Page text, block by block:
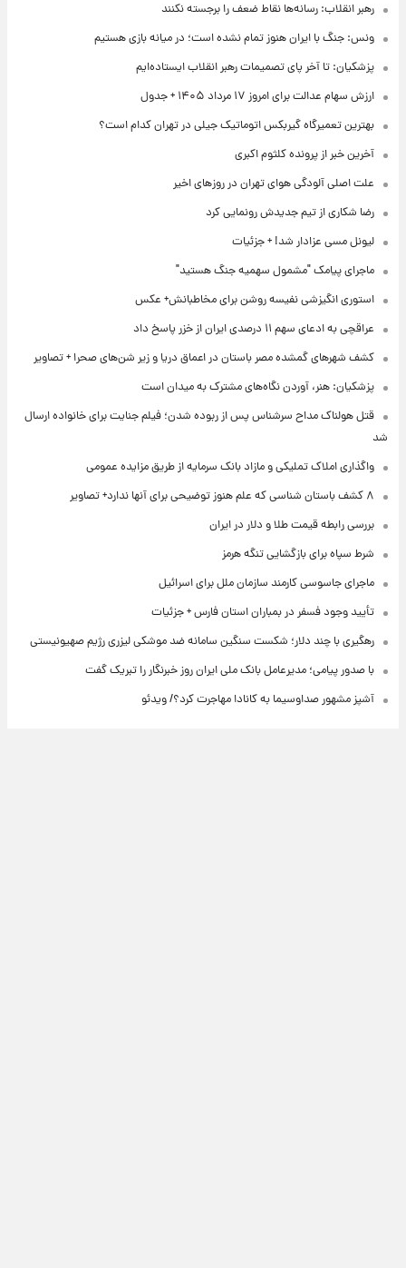
رهبر انقلاب: رسانه‌ها نقاط ضعف را برجسته نکنند
ونس: جنگ با ایران هنوز تمام نشده است؛ در میانه بازی هستیم
پزشکیان: تا آخر پای تصمیمات رهبر انقلاب ایستاده‌ایم
ارزش سهام عدالت برای امروز ۱۷ مرداد ۱۴۰۵ + جدول
بهترین تعمیرگاه گیربکس اتوماتیک جیلی در تهران کدام است؟
آخرین خبر از پرونده کلثوم اکبری
علت اصلی آلودگی هوای تهران در روزهای اخیر
رضا شکاری از تیم جدیدش رونمایی کرد
لیونل مسی عزادار شد! + جزئیات
ماجرای پیامک "مشمول سهمیه جنگ هستید"
استوری انگیزشی نفیسه روشن برای مخاطبانش+ عکس
عراقچی به ادعای سهم ۱۱ درصدی ایران از خزر پاسخ داد
کشف شهرهای گمشده مصر باستان در اعماق دریا و زیر شن‌های صحرا + تصاویر
پزشکیان: هنر، آوردن نگاه‌های مشترک به میدان است
قتل هولناک مداح سرشناس پس از ربوده شدن؛ فیلم جنایت برای خانواده ارسال
شد
واگذاری املاک تملیکی و مازاد بانک سرمایه از طریق مزایده عمومی
۸ کشف باستان شناسی که علم هنوز توضیحی برای آنها ندارد+ تصاویر
بررسی رابطه قیمت طلا و دلار در ایران
شرط سپاه برای بازگشایی تنگه هرمز
ماجرای جاسوسی کارمند سازمان ملل برای اسرائیل
تأیید وجود فسفر در بمباران استان فارس + جزئیات
رهگیری با چند دلار؛ شکست سنگین سامانه ضد موشکی لیزری رژیم صهیونیستی
با صدور پیامی؛ مدیرعامل بانک ملی ایران روز خبرنگار را تبریک گفت
آشپز مشهور صداوسیما به کانادا مهاجرت کرد؟/ ویدئو